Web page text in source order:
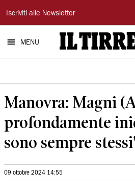
Il
Tirreno
Iscriviti alle Newsletter
MENU
Manovra: Magni
profondamente
sono sempre
09 ottobre 2024 14:55